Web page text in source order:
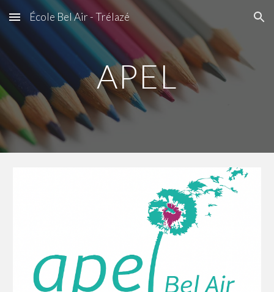
Skip to main content Skip to navigation
École Bel Air - Trélazé
APEL